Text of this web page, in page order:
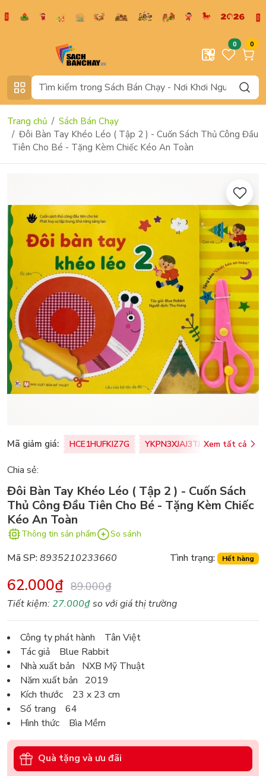
0 0
Trang chủ
Sách Bán Chạy
Đôi Bàn Tay Khéo Léo ( Tập 2 ) - Cuốn Sách Thủ Công Đầu
Tiên Cho Bé - Tặng Kèm Chiếc Kéo An Toàn
Mã giảm giá: HCE1HUFKIZ7G YKPN3XJAJ3TJ Xem tất cả
Chia sẻ:
Đôi Bàn Tay Khéo Léo ( Tập 2 ) - Cuốn Sách
Thủ Công Đầu Tiên Cho Bé - Tặng Kèm Chiếc
Kéo An Toàn
Thông tin sản phẩm So sánh
Mã SP:8935210233660 Tình trạng: Hết hàng
62.000₫ 89.000₫
Tiết kiệm: 27.000₫so với giá thị trường
Công ty phát hành Tân Việt
Tác giả Blue Rabbit
Nhà xuất bản NXB Mỹ Thuật
Năm xuất bản 2019
Kích thước 23 x 23 cm
Số trang 64
Hình thức Bìa Mềm
Quà tặng và ưu đãi